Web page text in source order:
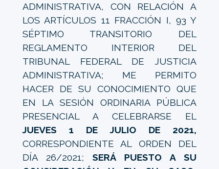
ADMINISTRATIVA, CON RELACIÓN A
LOS ARTÍCULOS 11 FRACCIÓN I, 93 Y
SÉPTIMO TRANSITORIO DEL
REGLAMENTO INTERIOR DEL
TRIBUNAL FEDERAL DE JUSTICIA
ADMINISTRATIVA; ME PERMITO
HACER DE SU CONOCIMIENTO QUE
EN LA SESIÓN ORDINARIA PÚBLICA
PRESENCIAL A CELEBRARSE EL
JUEVES 1 DE JULIO DE 2021,
CORRESPONDIENTE AL ORDEN DEL
DÍA 26/2021; SERÁ PUESTO A SU